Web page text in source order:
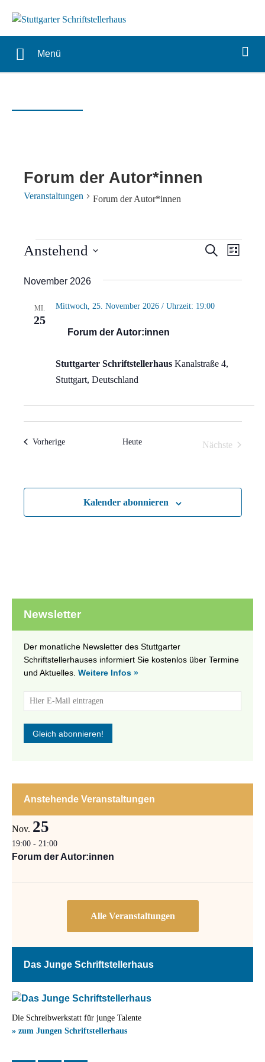
Menü
Forum der Autor*innen
Veranstaltungen Forum der Autor*innen
Veranstaltungen SucheListe
Anstehend
wählen.
November 2026
MI.
25
Forum der Autor:innen
Mittwoch, 25. November 2026 / Uhrzeit: 19:00
Stuttgarter Schriftstellerhaus Kanalstraße 4,
Stuttgart, Deutschland
VorherigeVeranstaltungen Heute
Nächste
Kalender abonnieren
Newsletter
Der monatliche Newsletter des Stuttgarter
Schriftstellerhauses informiert Sie kostenlos über Termine
und Aktuelles. Weitere Infos »
Anstehende Veranstaltungen
Nov. 25
19:00 - 21:00
Forum der Autor:innen
Das Junge Schriftstellerhaus
Die Schreibwerkstatt für junge Talente
» zum Jungen Schriftstellerhaus